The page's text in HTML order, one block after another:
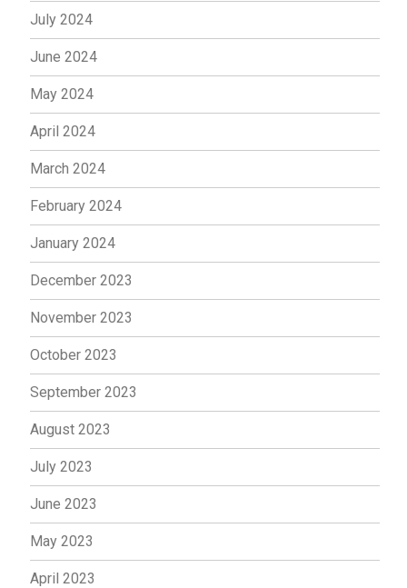
July 2024
June 2024
May 2024
April 2024
March 2024
February 2024
January 2024
December 2023
November 2023
October 2023
September 2023
August 2023
July 2023
June 2023
May 2023
April 2023